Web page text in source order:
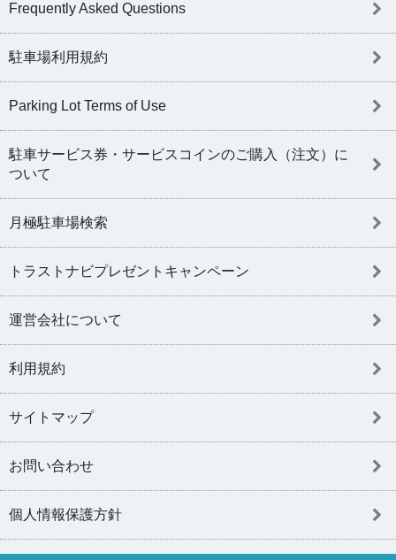
Frequently Asked Questions
駐車場利用規約
Parking Lot Terms of Use
駐車サービス券・サービスコインのご購入（注文）に
ついて
月極駐車場検索
トラストナビプレゼントキャンペーン
運営会社について
利用規約
サイトマップ
お問い合わせ
個人情報保護方針